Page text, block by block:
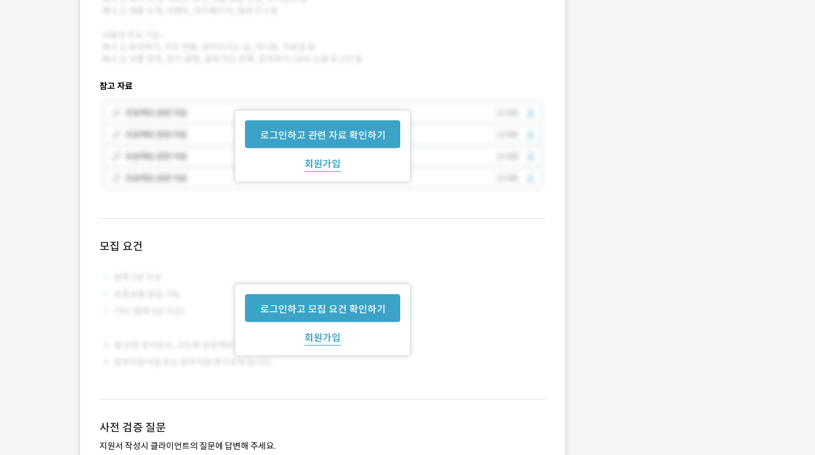
참고 자료
로그인하고 관련 자료 확인하기
회원가입
모집 요건
로그인하고 모집 요건 확인하기
회원가입
사전 검증 질문
지원서 작성시 클라이언트의 질문에 답변해 주세요.